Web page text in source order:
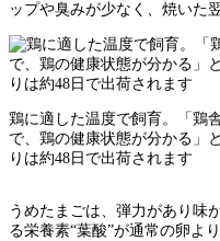
ップや臭みが少なく、焼いた
鶏に適した温度で飼育。「鶏
で、鶏の健康状態が分かる」
りは約48日で出荷されます
うめたまごは、弾力があり味
る栄養素“葉酸”が通常の卵よ